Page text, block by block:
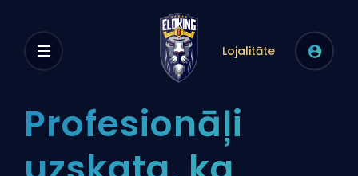
Lojalitāte
Profesionāļi